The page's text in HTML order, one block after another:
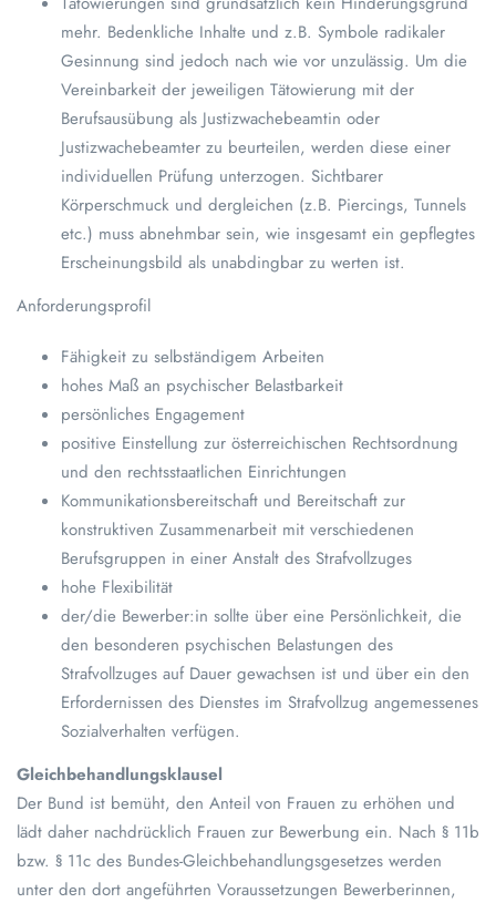
mehr. Bedenkliche Inhalte und z.B. Symbole radikaler
Gesinnung sind jedoch nach wie vor unzulässig. Um die
Vereinbarkeit der jeweiligen Tätowierung mit der
Berufsausübung als Justizwachebeamtin oder
Justizwachebeamter zu beurteilen, werden diese einer
individuellen Prüfung unterzogen. Sichtbarer
Körperschmuck und dergleichen (z.B. Piercings, Tunnels
etc.) muss abnehmbar sein, wie insgesamt ein gepflegtes
Erscheinungsbild als unabdingbar zu werten ist.
Anforderungsprofil
Fähigkeit zu selbständigem Arbeiten
hohes Maß an psychischer Belastbarkeit
persönliches Engagement
positive Einstellung zur österreichischen Rechtsordnung
und den rechtsstaatlichen Einrichtungen
Kommunikationsbereitschaft und Bereitschaft zur
konstruktiven Zusammenarbeit mit verschiedenen
Berufsgruppen in einer Anstalt des Strafvollzuges
hohe Flexibilität
der/die Bewerber:in sollte über eine Persönlichkeit, die
den besonderen psychischen Belastungen des
Strafvollzuges auf Dauer gewachsen ist und über ein den
Erfordernissen des Dienstes im Strafvollzug angemessenes
Sozialverhalten verfügen.
Gleichbehandlungsklausel
Der Bund ist bemüht, den Anteil von Frauen zu erhöhen und
lädt daher nachdrücklich Frauen zur Bewerbung ein. Nach § 11b
bzw. § 11c des Bundes-Gleichbehandlungsgesetzes werden
unter den dort angeführten Voraussetzungen Bewerberinnen,